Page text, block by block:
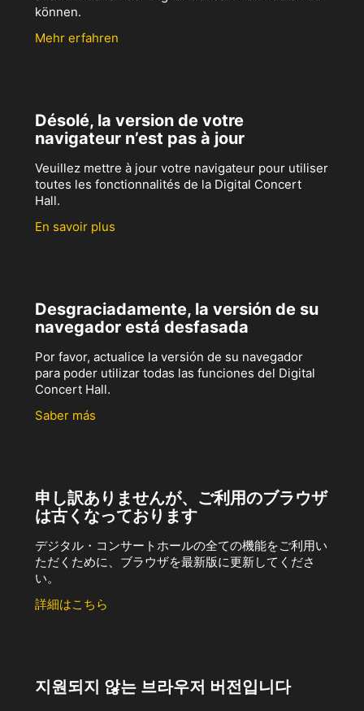
können.
Mehr erfahren
Désolé, la version de votre
navigateur n’est pas à jour
Veuillez mettre à jour votre navigateur pour utiliser
toutes les fonctionnalités de la Digital Concert
Hall.
En savoir plus
Desgraciadamente, la versión de su
navegador está desfasada
Por favor, actualice la versión de su navegador
para poder utilizar todas las funciones del Digital
Concert Hall.
Saber más
申し訳ありませんが、ご利用のブラウザ
は古くなっております
デジタル・コンサートホールの全ての機能をご利用い
ただくために、ブラウザを最新版に更新してくださ
い。
詳細はこちら
지원되지 않는 브라우저 버전입니다